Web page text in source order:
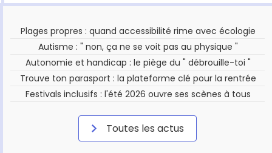
Plages propres : quand accessibilité rime avec écologie
Autisme : " non, ça ne se voit pas au physique "
Autonomie et handicap : le piège du " débrouille-toi "
Trouve ton parasport : la plateforme clé pour la rentrée
Festivals inclusifs : l'été 2026 ouvre ses scènes à tous
Toutes les actus